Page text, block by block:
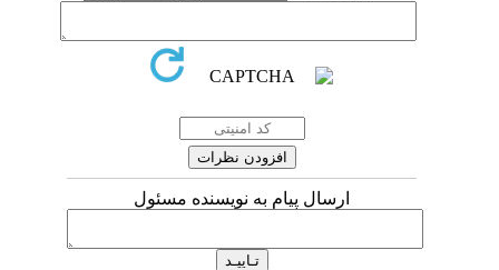
ارسال پیام به نویسنده مسئول